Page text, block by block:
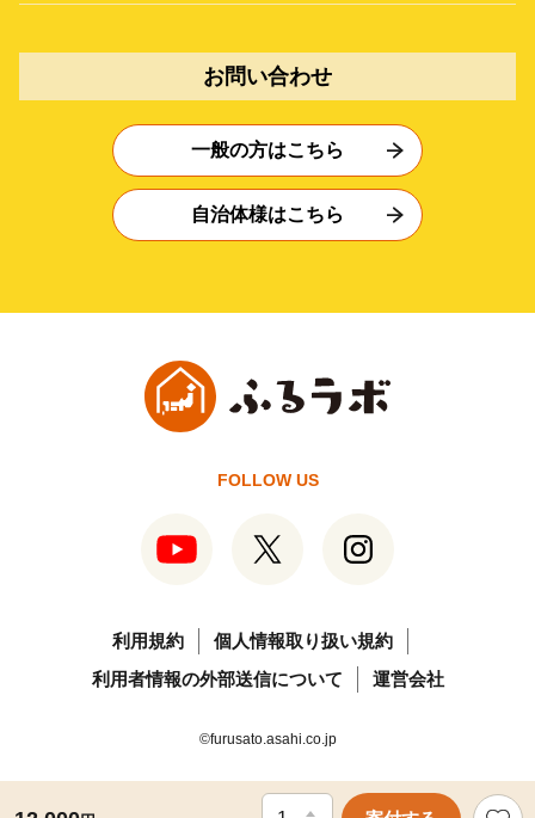
お問い合わせ
一般の方はこちら
自治体様はこちら
FOLLOW US
利用規約
個人情報取り扱い規約
利用者情報の外部送信について
運営会社
©furusato.asahi.co.jp